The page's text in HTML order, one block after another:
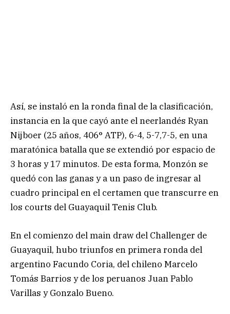
Así, se instaló en la ronda final de la clasificación,
instancia en la que cayó ante el neerlandés Ryan
Nijboer (25 años, 406° ATP), 6-4, 5-7,7-5, en una
maratónica batalla que se extendió por espacio de
3 horas y 17 minutos. De esta forma, Monzón se
quedó con las ganas y a un paso de ingresar al
cuadro principal en el certamen que transcurre en
los courts del Guayaquil Tenis Club.
En el comienzo del main draw del Challenger de
Guayaquil, hubo triunfos en primera ronda del
argentino Facundo Coria, del chileno Marcelo
Tomás Barrios y de los peruanos Juan Pablo
Varillas y Gonzalo Bueno.